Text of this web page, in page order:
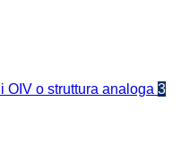
OIV o struttura analoga 3